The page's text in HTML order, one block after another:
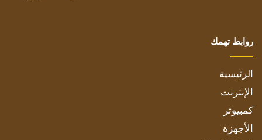
روابط تهمك
الرئيسية
الإنترنت
كمبيوتر
الأجهزة